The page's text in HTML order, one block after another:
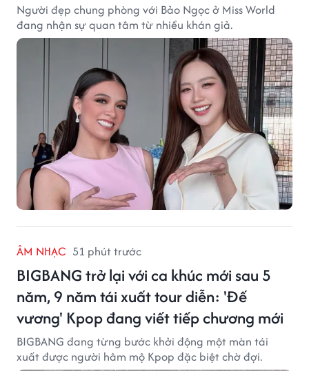
Người đẹp chung phòng với Bảo Ngọc ở Miss World
đang nhận sự quan tâm từ nhiều khán giả.
ÂM NHẠC 51 phút trước
BIGBANG trở lại với ca khúc mới sau 5
năm, 9 năm tái xuất tour diễn: 'Đế
vương' Kpop đang viết tiếp chương mới
BIGBANG đang từng bước khởi động một màn tái
xuất được người hâm mộ Kpop đặc biệt chờ đợi.